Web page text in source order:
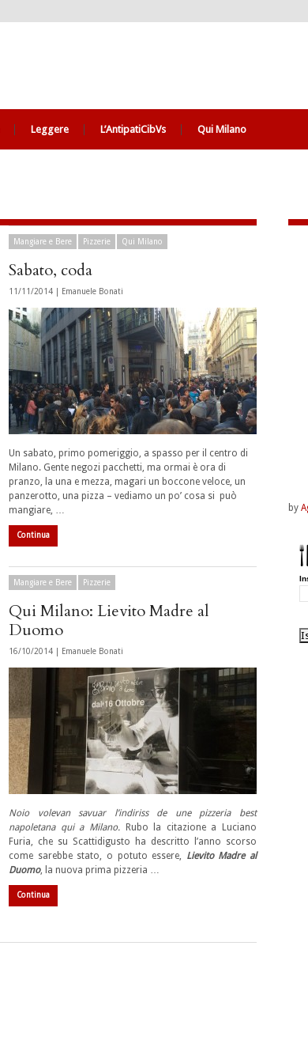
Leggere L’AntipatiCibVs Qui Milano
Mangiare e Bere Pizzerie Qui Milano
Sabato, coda
11/11/2014 | Emanuele Bonati
Un sabato, primo pomeriggio, a spasso per il centro di
Milano. Gente negozi pacchetti, ma ormai è ora di
pranzo, la una e mezza, magari un boccone veloce, un
panzerotto, una pizza – vediamo un po’ cosa si può
mangiare, …
Continua
Mangiare e Bere Pizzerie
Qui Milano: Lievito Madre al
Duomo
16/10/2014 | Emanuele Bonati
Noio volevan savuar l’indiriss de une pizzeria best
napoletana qui a Milano.
Rubo la citazione a Luciano
Furia, che su Scattidigusto ha descritto l’anno scorso
come sarebbe stato, o potuto essere, Lievito Madre al
Duomo, la nuova prima pizzeria …
Continua
by